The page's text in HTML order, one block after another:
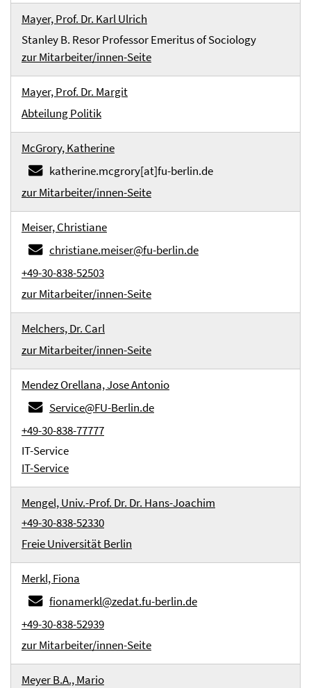
Mayer, Prof. Dr. Karl Ulrich
Stanley B. Resor Professor Emeritus of Sociology
zur Mitarbeiter/innen-Seite
Mayer, Prof. Dr. Margit
Abteilung Politik
McGrory, Katherine
katherine.mcgrory[at]fu-berlin.de
zur Mitarbeiter/innen-Seite
Meiser, Christiane
christiane.meiser@fu-berlin.de
+49-30-838-52503
zur Mitarbeiter/innen-Seite
Melchers, Dr. Carl
zur Mitarbeiter/innen-Seite
Mendez Orellana, Jose Antonio
Service@FU-Berlin.de
+49-30-838-77777
IT-Service
IT-Service
Mengel, Univ.-Prof. Dr. Dr. Hans-Joachim
+49-30-838-52330
Freie Universität Berlin
Merkl, Fiona
fionamerkl@zedat.fu-berlin.de
+49-30-838-52939
zur Mitarbeiter/innen-Seite
Meyer B.A., Mario